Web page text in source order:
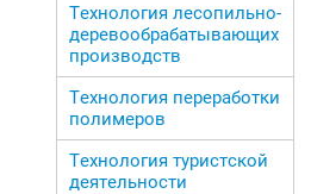
Технология лесопильно-
деревообрабатывающих
производств
Технология переработки
полимеров
Технология туристской
деятельности